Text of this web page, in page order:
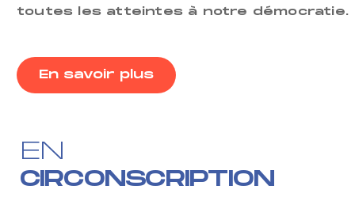
toutes les atteintes à notre démocratie.
En savoir plus
EN
CIRCONSCRIPTION